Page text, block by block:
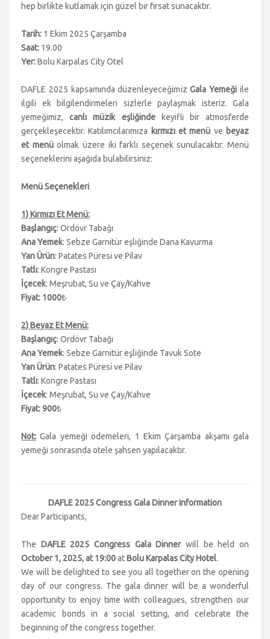
hep birlikte kutlamak için güzel bir fırsat sunacaktır.
Tarih: 1 Ekim 2025 Çarşamba
Saat: 19.00
Yer:Bolu Karpalas City Otel
DAFLE 2025 kapsamında düzenleyeceğimizGala Yemeği ile
ilgili ek bilgilendirmeleri sizlerle paylaşmak isteriz. Gala
yemeğimiz,canlı müzik eşliğindekeyifli bir atmosferde
gerçekleşecektir. Katılımcılarımıza kırmızı et menü ve beyaz
et menüolmak üzere iki farklı seçenek sunulacaktır. Menü
seçeneklerini aşağıda bulabilirsiniz:
Menü Seçenekleri
1) Kırmızı Et Menü:
Başlangıç: Ordövr Tabağı
Ana Yemek: Sebze Garnitür eşliğinde Dana Kavurma
Yan Ürün: Patates Püresi ve Pilav
Tatlı: Kongre Pastası
İçecek: Meşrubat, Su ve Çay/Kahve
Fiyat: 1000₺
2) Beyaz Et Menü:
Başlangıç: Ordövr Tabağı
Ana Yemek: Sebze Garnitür eşliğinde Tavuk Sote
Yan Ürün: Patates Püresi ve Pilav
Tatlı: Kongre Pastası
İçecek: Meşrubat, Su ve Çay/Kahve
Fiyat: 900₺
Not: Gala yemeği ödemeleri, 1 Ekim Çarşamba akşamı gala
yemeği sonrasında otele şahsen yapılacaktır.
DAFLE 2025 Congress Gala Dinner Information
Dear Participants,
The DAFLE 2025 Congress Gala Dinnerwill be held on
October 1, 2025, at 19:00atBolu Karpalas City Hotel.
We will be delighted to see you all together on the opening
day of our congress. The gala dinner will be a wonderful
opportunity to enjoy time with colleagues, strengthen our
academic bonds in a social setting, and celebrate the
beginning of the congress together.